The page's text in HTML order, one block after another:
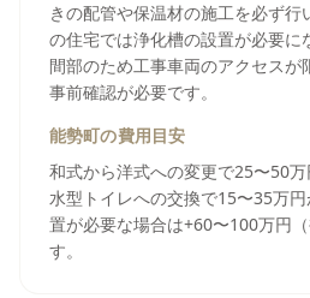
きの配管や保温材の施工を必ず
の住宅では浄化槽の設置が必要に
間部のため工事車両のアクセス
事前確認が必要です。
能勢町の費用目安
和式から洋式への変更で25〜50
水型トイレへの交換で15〜35万
置が必要な場合は+60〜100万円
す。